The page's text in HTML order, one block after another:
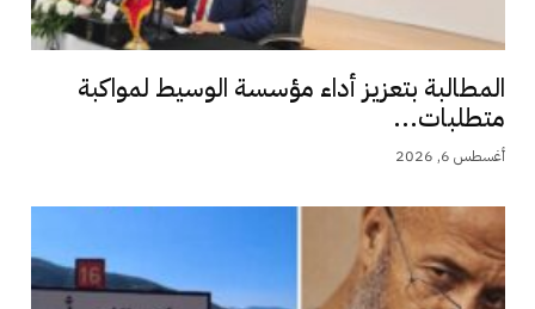
المطالبة بتعزيز أداء مؤسسة الوسيط لمواكبة
متطلبات...
أغسطس 6, 2026